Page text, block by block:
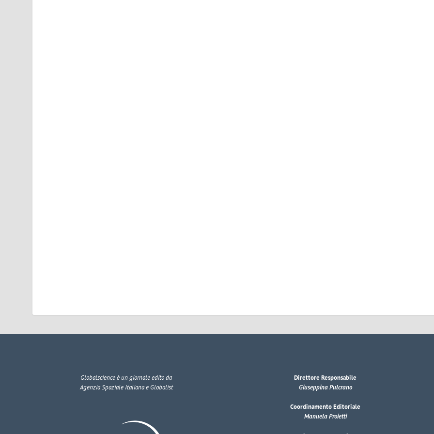
Globalscienceè un giornale edito da
Agenzia Spaziale Italiana e Globalist
Direttore Responsabile
Giuseppina Pulcrano
Coordinamento Editoriale
Manuela Proietti